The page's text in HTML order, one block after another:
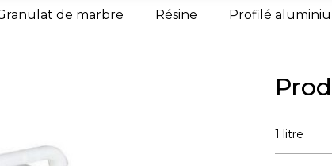
de marbre Résine Profilé
1 litre